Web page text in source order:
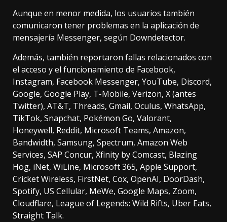
Aunque en menor medida, los usuarios también
comunicaron tener problemas en la aplicación de
mensajería Messenger, según Downdetector.
Además, también reportaron fallas relacionados con
el acceso y el funcionamiento de Facebook,
Instagram, Facebook Messenger, YouTube, Discord,
Google, Google Play, T-Mobile, Verizon, X (antes
Twitter), AT&T, Threads, Gmail, Oculus, WhatsApp,
TikTok, Snapchat, Pokémon Go, Valorant,
Honeywell, Reddit, Microsoft Teams, Amazon,
Bandwidth, Samsung, Spectrum, Amazon Web
Services, SAP Concur, Xfinity by Comcast, Blazing
Hog, iNet, WiLine, Microsoft 365, Apple Support,
Cricket Wireless, FirstNet, Cox, OpenAI, DoorDash,
Spotify, US Cellular, MeWe, Google Maps, Zoom,
Cloudflare, League of Legends: Wild Rifts, Uber Eats,
Straight Talk.